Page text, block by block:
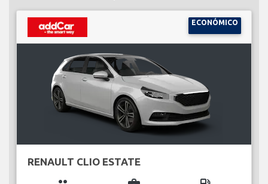
ECONÓMICO
RENAULT CLIO ESTATE